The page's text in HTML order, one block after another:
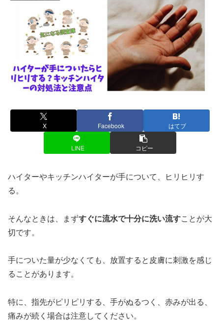
X Facebook はてブ
LINE コピー
ハイターやキッチンハイターが手について、ヒリヒリす
る。
そんなときは、まずすぐに流水で十分に洗い流すことが大
切です。
手についた量が少なくても、放置すると皮膚に刺激を感じ
ることがあります。
特に、指先がピリピリする、手がぬるつく、赤みが出る、
痛みが続く場合は注意してください。